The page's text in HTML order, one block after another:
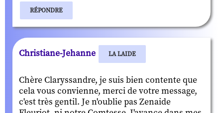
RÉPONDRE
Christiane-Jehanne LA LAIDE
Chère Claryssandre, je suis bien contente que
cela vous convienne, merci de votre message,
c'est très gentil. Je n'oublie pas Zenaide